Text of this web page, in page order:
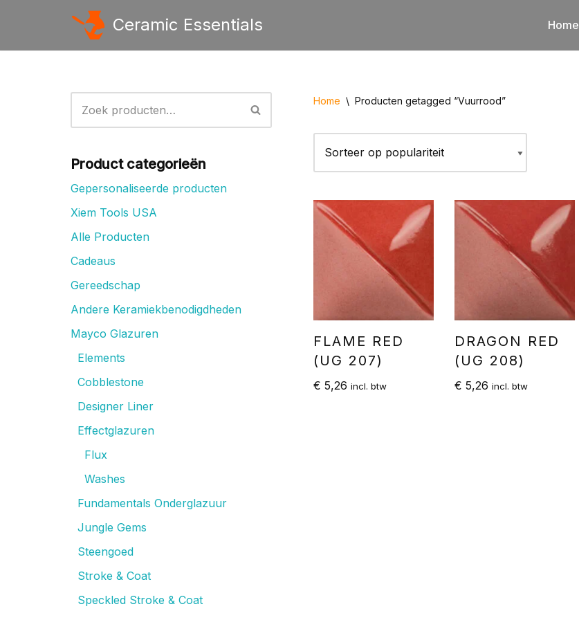
naar
Ceramic Essentials Home
Product categorieën
Gepersonaliseerde producten
Xiem Tools USA
Alle Producten
Cadeaus
Gereedschap
Andere Keramiekbenodigdheden
Mayco Glazuren
Elements
Cobblestone
Designer Liner
Effectglazuren
Flux
Washes
Fundamentals Onderglazuur
Jungle Gems
Steengoed
Stroke & Coat
Speckled Stroke & Coat
Home \ Producten getagged “Vuurrood”
FLAME RED
(UG 207)
€ 5,26 incl. btw
DRAGON RED
(UG 208)
€ 5,26 incl. btw